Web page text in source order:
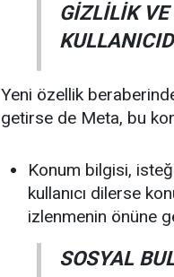
GİZLİLİK VE
Yeni özellik
getirse de Meta, bu
Konum bilgisi,
kullanıcı dilerse
izlenmenin önüne
SOSYAL